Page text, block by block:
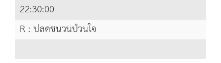
22:30:00
R : ปลดชนวนป่วนใจ